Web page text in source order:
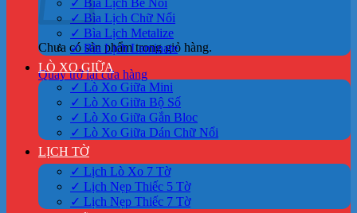
Chưa có sản phẩm trong giỏ hàng.
Quay trở lại cửa hàng
✓ Bìa Lịch Bế Nổi
✓ Bìa Lịch Chữ Nổi
✓ Bìa Lịch Metalize
✓ Bìa Lịch Laminate
LÒ XO GIỮA
✓ Lò Xo Giữa Mini
✓ Lò Xo Giữa Bộ Số
✓ Lò Xo Giữa Gắn Bloc
✓ Lò Xo Giữa Dán Chữ Nổi
LỊCH TỜ
✓ Lịch Lò Xo 7 Tờ
✓ Lịch Nẹp Thiếc 5 Tờ
✓ Lịch Nẹp Thiếc 7 Tờ